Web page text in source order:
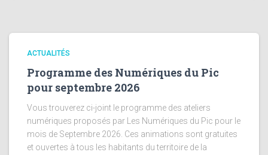
ACTUALITÉS
Programme des Numériques du Pic
pour septembre 2026
Vous trouverez ci-joint le programme des ateliers
numériques proposés par Les Numériques du Pic pour le
mois de Septembre 2026. Ces animations sont gratuites
et ouvertes à tous les habitants du territoire de la